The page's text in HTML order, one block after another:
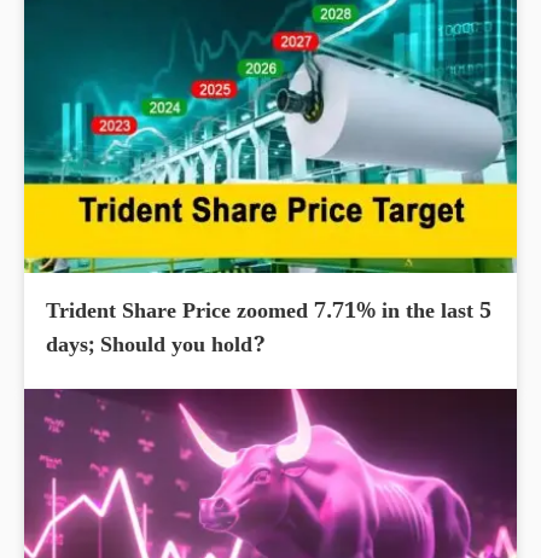
Trident Share Price zoomed 7.71% in the last 5
days; Should you hold?